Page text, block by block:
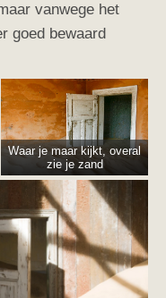
vanwege het
goed bewaard
Waar je maar kijkt, overal
zie je zand